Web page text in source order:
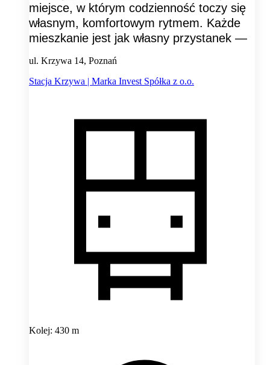
miejsce, w którym codzienność toczy się
własnym, komfortowym rytmem. Każde
mieszkanie jest jak własny przystanek —
ul. Krzywa 14, Poznań
Stacja Krzywa | Marka Invest Spółka z o.o.
Kolej: 430 m